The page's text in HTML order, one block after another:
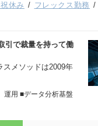
休み フレックス勤務
引で裁量を持って働
スメソッドは2009年
運用 ■データ分析基盤